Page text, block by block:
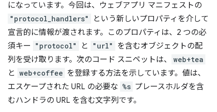
になっています。今回は、ウェブアプリ マニフェストの
"protocol_handlers"
という新しいプロパティを介して
宣言的に情報が渡されます。このプロパティは、2 つの必
須キー
"protocol" と "url"
を含むオブジェクトの配
列を受け取ります。次のコード スニペットは、
web+tea
と web+coffee を登録する方法を示しています。値は、
エスケープされた URL の必要な %s プレースホルダを含
むハンドラの URL を含む文字列です。